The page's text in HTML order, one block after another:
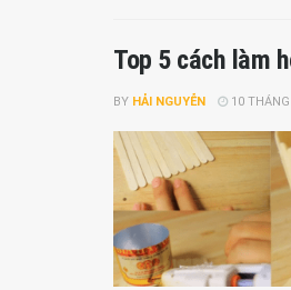
Top 5 cách làm
BY HẢI NGUYỄN 10